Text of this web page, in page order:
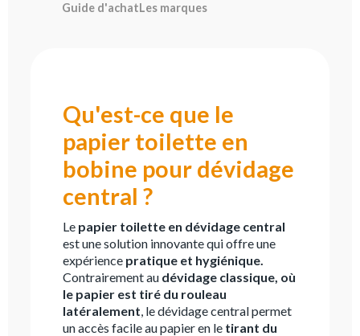
Guide d'achatLes marques
Qu'est-ce que le
papier toilette en
bobine pour dévidage
central ?
Le papier toilette en dévidage central
est une solution innovante qui offre une
expérience pratique et hygiénique.
Contrairement au dévidage classique, où
le papier est tiré du rouleau
latéralement, le dévidage central permet
un accès facile au papier en le tirant du